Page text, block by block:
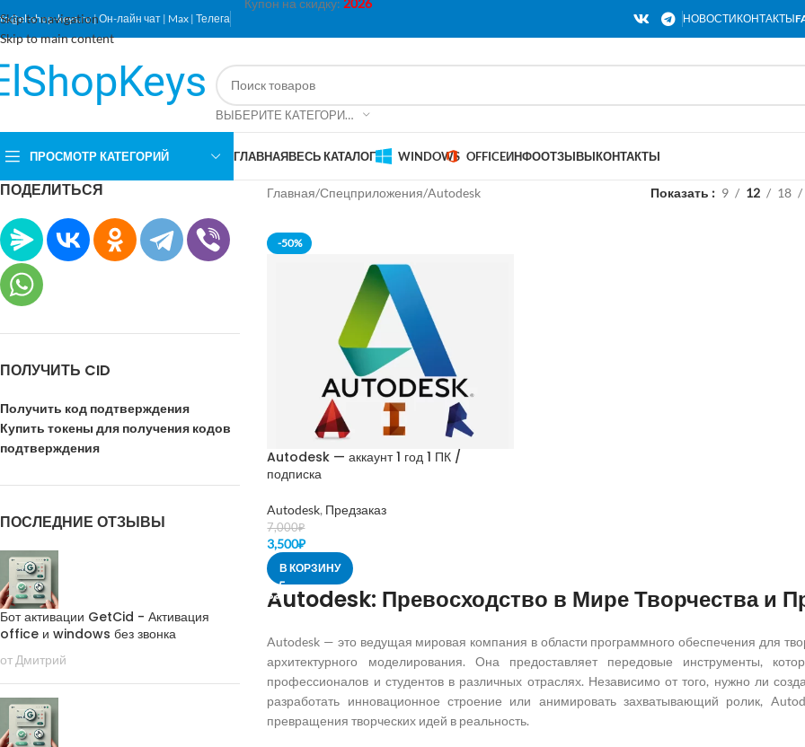
Skip to navigation
Skip to main content
shop-keys.ru|Он-лайн чат | Max | Телега НОВОСТИКОНТАКТЫ
ВЫБЕРИТЕ КАТЕГОРИЮ
ПРОСМОТР КАТЕГОРИЙ ГЛАВНАЯВЕСЬ КАТАЛОГ WINDOWS OFFICEИНФООТЗЫВЫКОНТАКТЫ
ПОДЕЛИТЬСЯ
ПОЛУЧИТЬ CID
Получить код подтверждения
Купить токены для получения кодов
подтверждения
ПОСЛЕДНИЕ ОТЗЫВЫ
Бот активации GetCid - Активация
office и windows без звонка
от Дмитрий
Главная Спецприложения Autodesk Показать 9 12 18
-50%
Autodesk — аккаунт 1 год 1 ПК /
подписка
Autodesk, Предзаказ
7,000₽
3,500₽
В КОРЗИНУ
Autodesk: Превосходство в Мире Творчества и
Autodesk — это ведущая мировая компания в области программного обеспечения для
архитектурного моделирования. Она предоставляет передовые инструменты,
профессионалов и студентов в различных отраслях. Независимо от того, нужно ли
разработать инновационное строение или анимировать захватывающий ролик,
превращения творческих идей в реальность.